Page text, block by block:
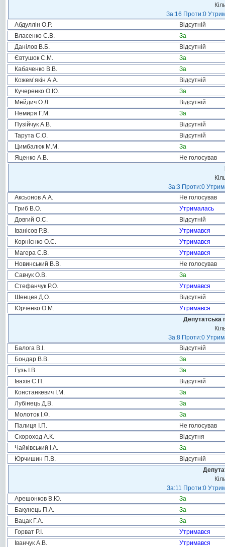
За:16 Проти:0
Абдуллін О.Р.
Відсутній
Власенко С.В.
За
Данілов В.Б.
Відсутній
Євтушок С.М.
За
Кабаченко В.В.
За
Кожем’якін А.А.
Відсутній
Кучеренко О.Ю.
За
Мейдич О.Л.
Відсутній
Немиря Г.М.
За
Пузійчук А.В.
Відсутній
Тарута С.О.
Відсутній
Цимбалюк М.М.
За
Яценко А.В.
Не голосував
За:3 Проти:0
Аксьонов А.А.
Не голосував
Гриб В.О.
Утрималась
Довгий О.С.
Відсутній
Іванісов Р.В.
Утримався
Корнієнко О.С.
Утримався
Магера С.В.
Утримався
Новинський В.В.
Не голосував
Савчук О.В.
За
Стефанчук Р.О.
Утримався
Шенцев Д.О.
Відсутній
Юрченко О.М.
Утримався
Депутатська
За:8 Проти:0
Балога В.І.
Відсутній
Бондар В.В.
За
Гузь І.В.
За
Івахів С.П.
Відсутній
Констанкевич І.М.
За
Лубінець Д.В.
За
Молоток І.Ф.
За
Палиця І.П.
Не голосував
Скороход А.К.
Відсутня
Чайківський І.А.
За
Юрчишин П.В.
Відсутній
За:11 Проти:0
Арешонков В.Ю.
За
Бакунець П.А.
За
Вацак Г.А.
За
Горват Р.І.
Утримався
Іванчук А.В.
Утримався